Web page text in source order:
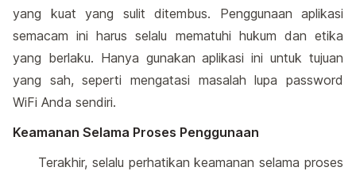
yang kuat yang sulit ditembus. Penggunaan aplikasi
semacam ini harus selalu mematuhi hukum dan etika
yang berlaku. Hanya gunakan aplikasi ini untuk tujuan
yang sah, seperti mengatasi masalah lupa password
WiFi Anda sendiri.
Keamanan Selama Proses Penggunaan
Terakhir, selalu perhatikan keamanan selama proses